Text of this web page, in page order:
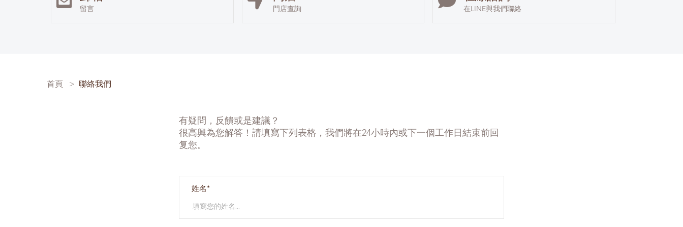
留言 門店查詢 在LINE與我們聯絡
首頁 聯絡我們
有疑問，反饋或是建議？
很高興為您解答！請填寫下列表格，我們將在24小時內或下一個工作日結束前回
复您。
姓名*